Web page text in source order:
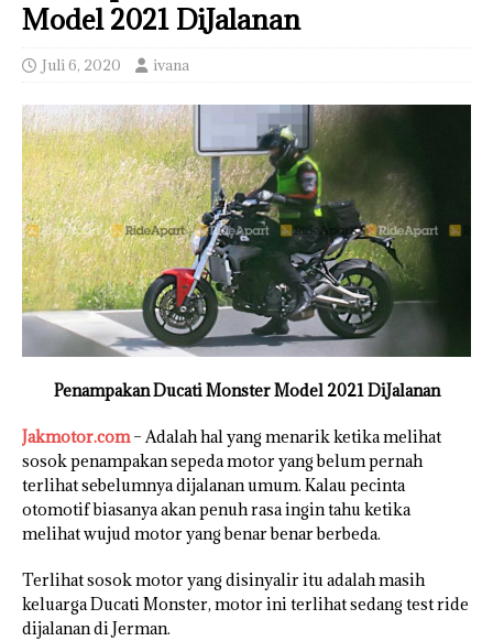
Model 2021 DiJalanan
Juli 6, 2020 ivana
Penampakan Ducati Monster Model 2021 DiJalanan
Jakmotor.com– Adalah hal yang menarik ketika melihat
sosok penampakan sepeda motor yang belum pernah
terlihat sebelumnya dijalanan umum. Kalau pecinta
otomotif biasanya akan penuh rasa ingin tahu ketika
melihat wujud motor yang benar benar berbeda.
Terlihat sosok motor yang disinyalir itu adalah masih
keluarga Ducati Monster, motor ini terlihat sedang test ride
dijalanan di Jerman.